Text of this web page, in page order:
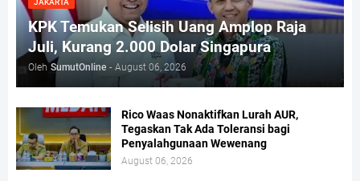
JAKARTA
KPK Temukan Selisih Uang Amplop Raja
Juli, Kurang 2.000 Dolar Singapura
Oleh SumutOnline - August 06, 2026
Rico Waas Nonaktifkan Lurah AUR,
Tegaskan Tak Ada Toleransi bagi
Penyalahgunaan Wewenang
August 06, 2026